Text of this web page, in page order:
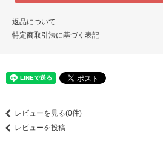
返品について
特定商取引法に基づく表記
レビューを見る(0件)
レビューを投稿